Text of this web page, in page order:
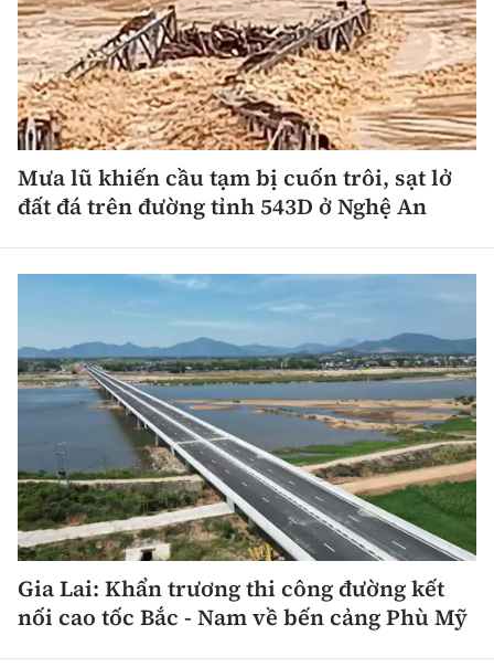
Mưa lũ khiến cầu tạm bị cuốn trôi, sạt lở
đất đá trên đường tỉnh 543D ở Nghệ An
Gia Lai: Khẩn trương thi công đường kết
nối cao tốc Bắc - Nam về bến cảng Phù Mỹ